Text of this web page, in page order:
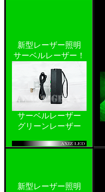
新型レーザー照明
サーベルレーザー！
サーベルレーザー
グリーンレーザー
新型レーザー照明